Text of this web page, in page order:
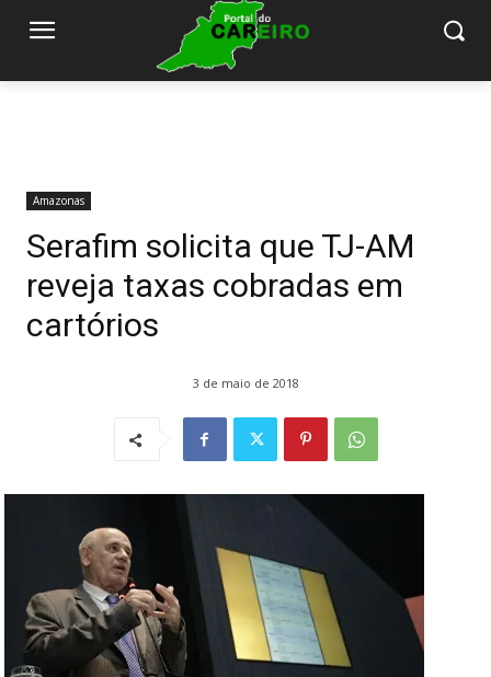
Amazonas
Serafim solicita que TJ-AM
reveja taxas cobradas em
cartórios
3 de maio de 2018